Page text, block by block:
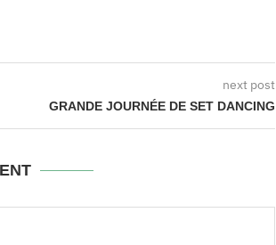
next post
GRANDE JOURNÉE DE SET DANCING